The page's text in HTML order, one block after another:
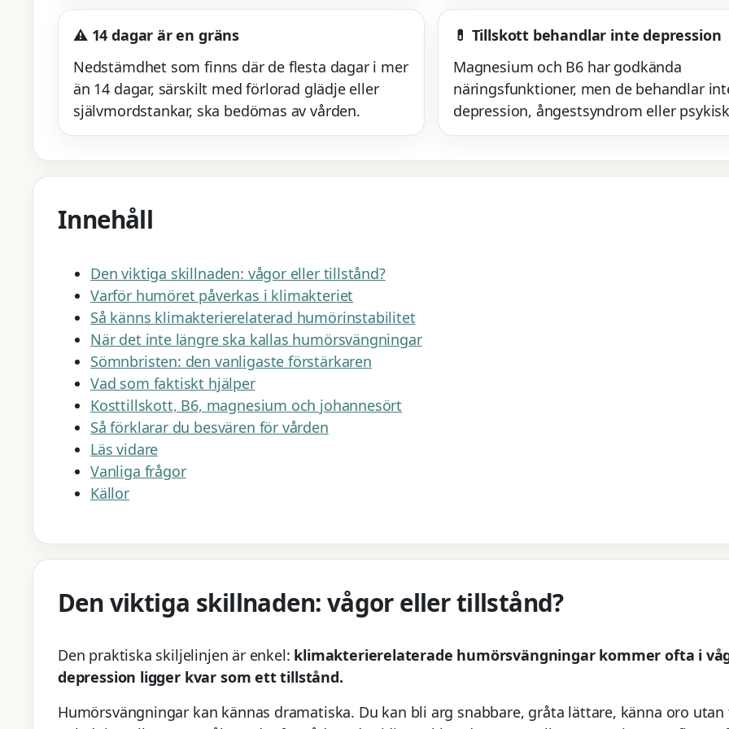
⚠️ 14 dagar är en gräns
Nedstämdhet som finns där de flesta dagar i mer
än 14 dagar, särskilt med förlorad glädje eller
självmordstankar, ska bedömas av vården.
💊 Tillskott behandlar inte depression
Magnesium och B6 har godkända
näringsfunktioner, men de behandlar
depression, ångestsyndrom eller
Innehåll
Den viktiga skillnaden: vågor eller tillstånd?
Varför humöret påverkas i klimakteriet
Så känns klimakterierelaterad humörinstabilitet
När det inte längre ska kallas humörsvängningar
Sömnbristen: den vanligaste förstärkaren
Vad som faktiskt hjälper
Kosttillskott, B6, magnesium och johannesört
Så förklarar du besvären för vården
Läs vidare
Vanliga frågor
Källor
Den viktiga skillnaden: vågor eller tillstånd?
Den praktiska skiljelinjen är enkel: klimakterierelaterade humörsvängningar kommer ofta i
depression ligger kvar som ett tillstånd.
Humörsvängningar kan kännas dramatiska. Du kan bli arg snabbare, gråta lättare, känna oro